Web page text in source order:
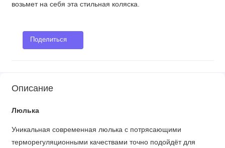
возьмет на себя эта стильная коляска.
Поделиться
Описание
Люлька
Уникальная современная люлька с потрясающими
терморегуляционными качествами точно подойдёт для